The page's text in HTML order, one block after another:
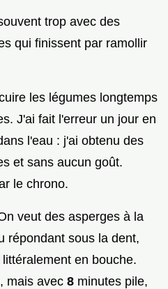
trop avec des
qui finissent par ramollir
les légumes longtemps
J'ai fait l'erreur un jour en
l'eau : j'ai obtenu des
et sans aucun goût.
le chrono.
veut des asperges à la
répondant sous la dent,
en bouche.
mais avec 8 minutes pile,